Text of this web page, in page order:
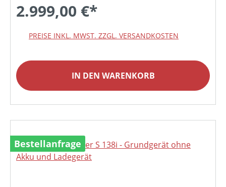
2.999,00 €*
PREISE INKL. MWST. ZZGL. VERSANDKOSTEN
IN DEN WARENKORB
Bestellanfrage